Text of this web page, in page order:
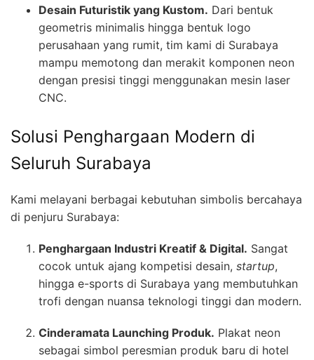
Desain Futuristik yang Kustom. Dari bentuk
geometris minimalis hingga bentuk logo
perusahaan yang rumit, tim kami di Surabaya
mampu memotong dan merakit komponen neon
dengan presisi tinggi menggunakan mesin laser
CNC.
Solusi Penghargaan Modern di
Seluruh Surabaya
Kami melayani berbagai kebutuhan simbolis bercahaya
di penjuru Surabaya:
Penghargaan Industri Kreatif & Digital. Sangat
cocok untuk ajang kompetisi desain, startup,
hingga e-sports di Surabaya yang membutuhkan
trofi dengan nuansa teknologi tinggi dan modern.
Cinderamata Launching Produk. Plakat neon
sebagai simbol peresmian produk baru di hotel